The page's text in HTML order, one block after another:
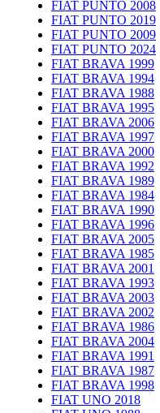
FIAT PUNTO 2008
FIAT PUNTO 2019
FIAT PUNTO 2009
FIAT PUNTO 2024
FIAT BRAVA 1999
FIAT BRAVA 1994
FIAT BRAVA 1988
FIAT BRAVA 1995
FIAT BRAVA 2006
FIAT BRAVA 1997
FIAT BRAVA 2000
FIAT BRAVA 1992
FIAT BRAVA 1989
FIAT BRAVA 1984
FIAT BRAVA 1990
FIAT BRAVA 1996
FIAT BRAVA 2005
FIAT BRAVA 1985
FIAT BRAVA 2001
FIAT BRAVA 1993
FIAT BRAVA 2003
FIAT BRAVA 2002
FIAT BRAVA 1986
FIAT BRAVA 2004
FIAT BRAVA 1991
FIAT BRAVA 1987
FIAT BRAVA 1998
FIAT UNO 2018